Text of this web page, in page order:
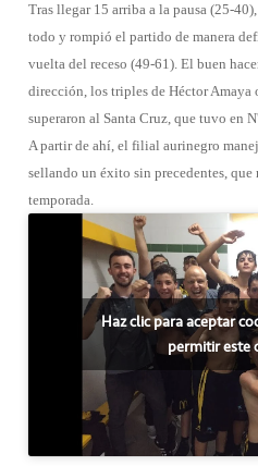
Tras llegar 15 arriba a la pausa (25-
todo y rompió el partido de manera
vuelta del receso (49-61). El buen
dirección, los triples de Héctor Amaya
superaron al Santa Cruz, que tuvo en
A partir de ahí, el filial aurinegro
sellando un éxito sin precedentes,
temporada.
Haz clic para aceptar
permitir este